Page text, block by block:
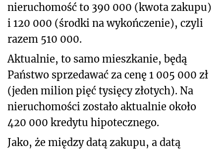
nieruchomość to 390 000 (kwota zakupu)
i 120 000 (środki na wykończenie), czyli
razem 510 000.
Aktualnie, to samo mieszkanie, będą
Państwo sprzedawać za cenę 1 005 000 zł
(jeden milion pięć tysięcy złotych). Na
nieruchomości zostało aktualnie około
420 000 kredytu hipotecznego.
Jako, że między datą zakupu, a datą